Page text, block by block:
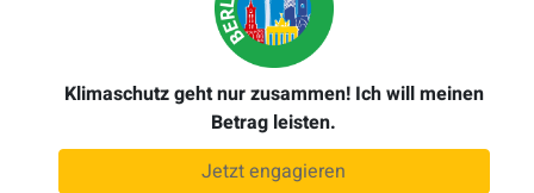
Klimaschutz geht nur zusammen! Ich will meinen
Betrag leisten.
Jetzt engagieren